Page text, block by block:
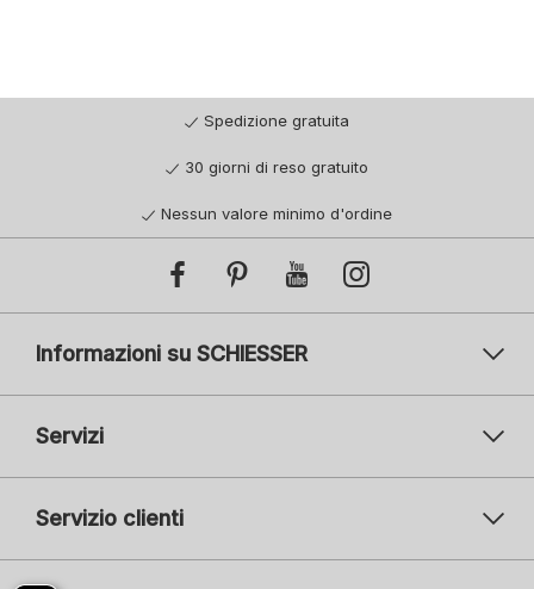
Spedizione gratuita
30 giorni di reso gratuito
Nessun valore minimo d'ordine
Informazioni su SCHIESSER
Servizi
Servizio clienti